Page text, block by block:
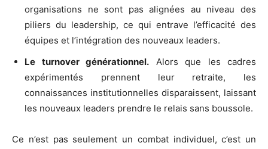
organisations ne sont pas alignées au niveau des
piliers du leadership, ce qui entrave l’efficacité des
équipes et l’intégration des nouveaux leaders.
Le turnover générationnel. Alors que les cadres
expérimentés prennent leur retraite, les
connaissances institutionnelles disparaissent, laissant
les nouveaux leaders prendre le relais sans boussole.
Ce n’est pas seulement un combat individuel, c’est un